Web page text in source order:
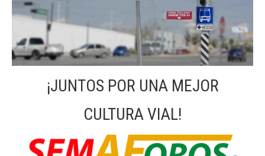
¡JUNTOS POR UNA MEJOR
CULTURA VIAL!